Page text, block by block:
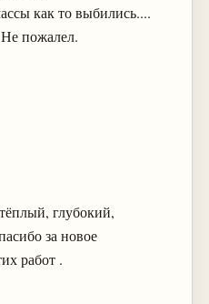
как то выбились....
пожалел.
глубокий,
за новое
работ .